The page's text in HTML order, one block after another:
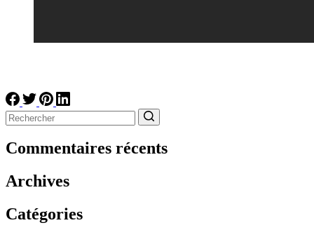
résultat
Commentaires récents
Archives
Catégories